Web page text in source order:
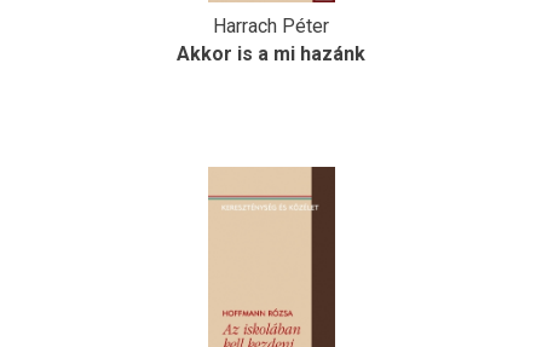
Harrach Péter
Akkor is a mi hazánk